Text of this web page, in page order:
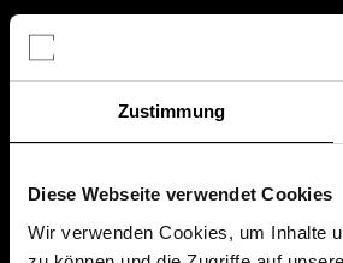
Zustimmung
Diese Webseite verwendet Cookies
Wir verwenden Cookies, um Inhalte
RECHTLICHES
Impressum
Datenschutz
AGB
Nutzungsbedingungen